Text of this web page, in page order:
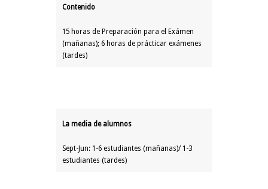
Contenido
15 horas de Preparación para el Exámen
(mañanas); 6 horas de prácticar exámenes
(tardes)
La media de alumnos
Sept-Jun: 1-6 estudiantes (mañanas)/ 1-3
estudiantes (tardes)